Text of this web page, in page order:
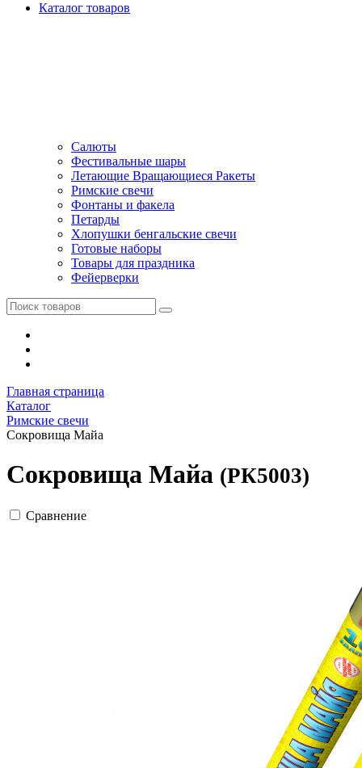
Каталог товаров
Салюты
Фестивальные шары
Летающие Вращающиеся Ракеты
Римские свечи
Фонтаны и факела
Петарды
Хлопушки бенгальские свечи
Готовые наборы
Товары для праздника
Фейерверки
Главная страница
Каталог
Римские свечи
Сокровища Майа
Сокровища Майа (РК5003)
Сравнение